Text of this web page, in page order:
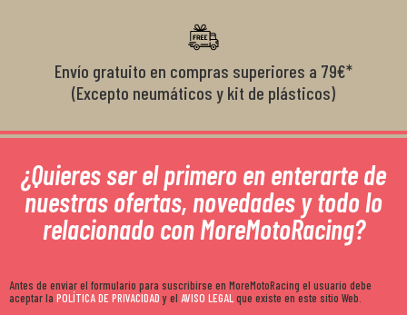
Envío gratuito en compras superiores a 79€*
(Excepto neumáticos y kit de plásticos)
¿Quieres ser el primero en enterarte de
nuestras ofertas, novedades y todo lo
relacionado con MoreMotoRacing?
Antes de enviar el formulario para suscribirse en MoreMotoRacing el usuario debe
aceptar la POLÍTICA DE PRIVACIDADy el AVISO LEGALque existe en este sitio Web.